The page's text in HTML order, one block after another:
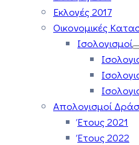
Εκλογές 2017
Οικονομικές
Ισολογισμοί
Απολογισμοί
Έτους 2021
Έτους 2022